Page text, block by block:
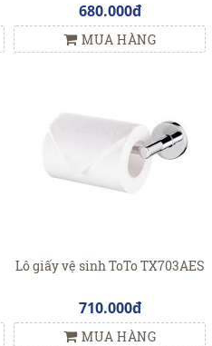
680.000đ
MUA HÀNG
Lô giấy vệ sinh ToTo TX703AES
710.000đ
MUA HÀNG